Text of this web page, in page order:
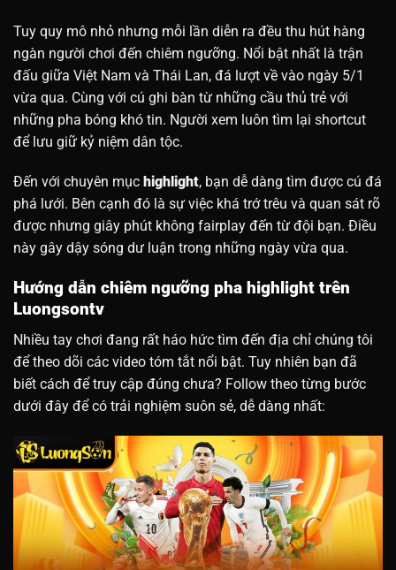
Tuy quy mô nhỏ nhưng mỗi lần diễn ra đều thu hút hàng
ngàn người chơi đến chiêm ngưỡng. Nổi bật nhất là trận
đấu giữa Việt Nam và Thái Lan, đá lượt về vào ngày 5/1
vừa qua. Cùng với cú ghi bàn từ những cầu thủ trẻ với
những pha bóng khó tin. Người xem luôn tìm lại shortcut
để lưu giữ kỷ niệm dân tộc.
Đến với chuyên mục highlight, bạn dễ dàng tìm được cú đá
phá lưới. Bên cạnh đó là sự việc khá trớ trêu và quan sát rõ
được nhưng giây phút không fairplay đến từ đội bạn. Điều
này gây dậy sóng dư luận trong những ngày vừa qua.
Hướng dẫn chiêm ngưỡng pha highlight trên
Luongsontv
Nhiều tay chơi đang rất háo hức tìm đến địa chỉ chúng tôi
để theo dõi các video tóm tắt nổi bật. Tuy nhiên bạn đã
biết cách để truy cập đúng chưa? Follow theo từng bước
dưới đây để có trải nghiệm suôn sẻ, dễ dàng nhất: